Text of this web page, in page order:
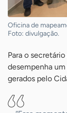
Oficina de
Foto: divulgação.
Para o
desempenha
gerados pelo